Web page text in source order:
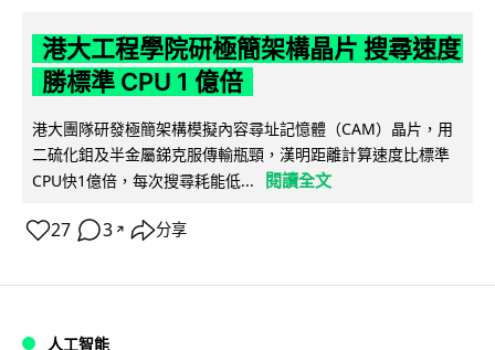
港大工程學院研極簡架構晶片 搜尋速度
勝標準 CPU 1 億倍
港大團隊研發極簡架構模擬內容尋址記憶體（CAM）晶片，用
二硫化鉬及半金屬銻克服傳輸瓶頸，漢明距離計算速度比標準
CPU快1億倍，每次搜尋耗能低...
閱讀全文
27 3 ↗ 分享
人工智能